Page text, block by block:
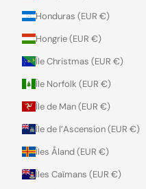
Honduras (EUR €)
Hongrie (EUR €)
Île Christmas (EUR €)
Île Norfolk (EUR €)
Île de Man (EUR €)
Île de l’Ascension (EUR €)
Îles Åland (EUR €)
Îles Caïmans (EUR €)